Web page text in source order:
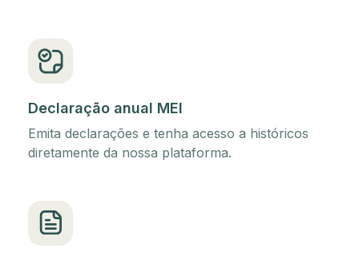
Declaração anual MEI
Emita declarações e tenha acesso a históricos
diretamente da nossa plataforma.